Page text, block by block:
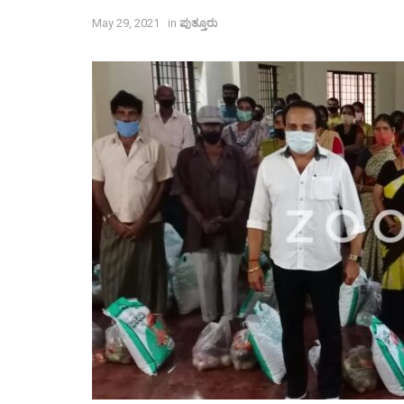
May 29, 2021 in ಪುತ್ತೂರು